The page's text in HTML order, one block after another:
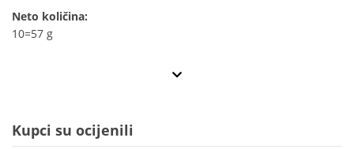
Neto količina:
10=57 g
Kupci su ocijenili